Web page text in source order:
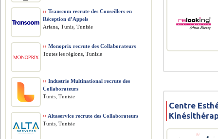
Centre
›› Transcom recrute des Conseillers en
Réception d’Appels
Ariana, Tunis, Tunisie
›› Monoprix recrute des Collaborateurs
Toutes les régions, Tunisie
›› Industrie Multinational recrute des
Collaborateurs
Tunis, Tunisie
›› Altaservice recrute des Collaborateurs
Tunis, Tunisie